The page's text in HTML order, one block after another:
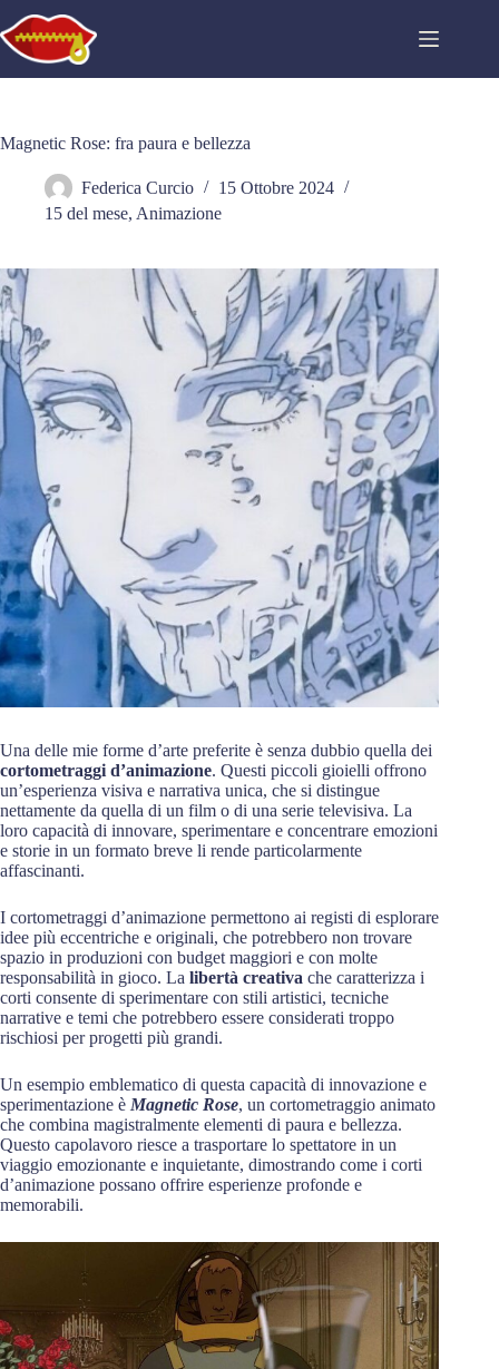
al
contenuto
Magnetic Rose: fra paura e bellezza
Federica Curcio
15 Ottobre 2024
15 del mese, Animazione
Una delle mie forme d’arte preferite è senza dubbio quella dei
cortometraggi d’animazione. Questi piccoli gioielli offrono
un’esperienza visiva e narrativa unica, che si distingue
nettamente da quella di un film o di una serie televisiva. La
loro capacità di innovare, sperimentare e concentrare emozioni
e storie in un formato breve li rende particolarmente
affascinanti.
I cortometraggi d’animazione permettono ai registi di esplorare
idee più eccentriche e originali, che potrebbero non trovare
spazio in produzioni con budget maggiori e con molte
responsabilità in gioco. La libertà creativa che caratterizza i
corti consente di sperimentare con stili artistici, tecniche
narrative e temi che potrebbero essere considerati troppo
rischiosi per progetti più grandi.
Un esempio emblematico di questa capacità di innovazione e
sperimentazione è Magnetic Rose, un cortometraggio animato
che combina magistralmente elementi di paura e bellezza.
Questo capolavoro riesce a trasportare lo spettatore in un
viaggio emozionante e inquietante, dimostrando come i corti
d’animazione possano offrire esperienze profonde e
memorabili.